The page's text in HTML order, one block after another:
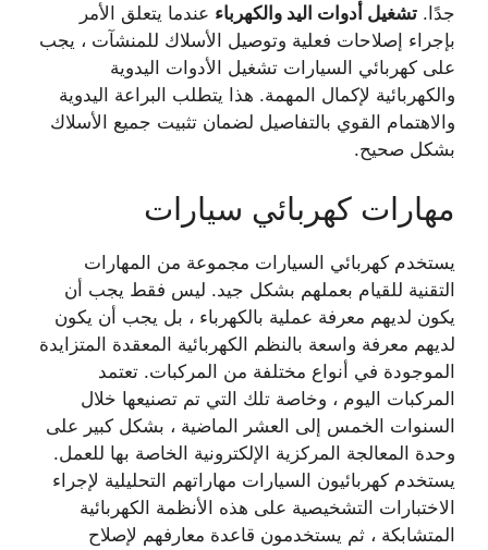
جدًا. تشغيل أدوات اليد والكهرباء عندما يتعلق الأمر
بإجراء إصلاحات فعلية وتوصيل الأسلاك للمنشآت ، يجب
على كهربائي السيارات تشغيل الأدوات اليدوية
والكهربائية لإكمال المهمة. هذا يتطلب البراعة اليدوية
والاهتمام القوي بالتفاصيل لضمان تثبيت جميع الأسلاك
بشكل صحيح.
مهارات كهربائي سيارات
يستخدم كهربائي السيارات مجموعة من المهارات
التقنية للقيام بعملهم بشكل جيد. ليس فقط يجب أن
يكون لديهم معرفة عملية بالكهرباء ، بل يجب أن يكون
لديهم معرفة واسعة بالنظم الكهربائية المعقدة المتزايدة
الموجودة في أنواع مختلفة من المركبات. تعتمد
المركبات اليوم ، وخاصة تلك التي تم تصنيعها خلال
السنوات الخمس إلى العشر الماضية ، بشكل كبير على
وحدة المعالجة المركزية الإلكترونية الخاصة بها للعمل.
يستخدم كهربائيون السيارات مهاراتهم التحليلية لإجراء
الاختبارات التشخيصية على هذه الأنظمة الكهربائية
المتشابكة ، ثم يستخدمون قاعدة معارفهم لإصلاح